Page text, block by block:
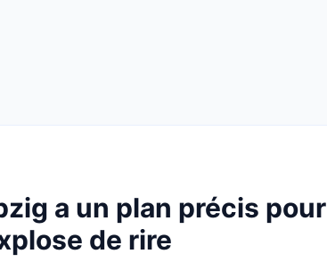
a un plan précis pour
de rire